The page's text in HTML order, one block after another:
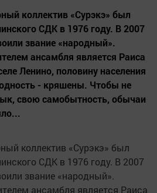
коллектив «Сурэкэ» был
СДК в 1976 году. В 2007
звание «народный».
ансамбля является Раиса
Ленино, половину населения
- кряшены. Чтобы не
свою самобытность, обычаи
коллектив «Сурэкэ» был
СДК в 1976 году. В 2007
звание «народный».
ансамбля является Раиса